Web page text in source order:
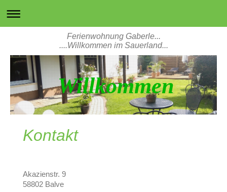
Ferienwohnung Gaberle...
....Willkommen im Sauerland...
Willkommen
Kontakt
Akazienstr. 9
58802 Balve